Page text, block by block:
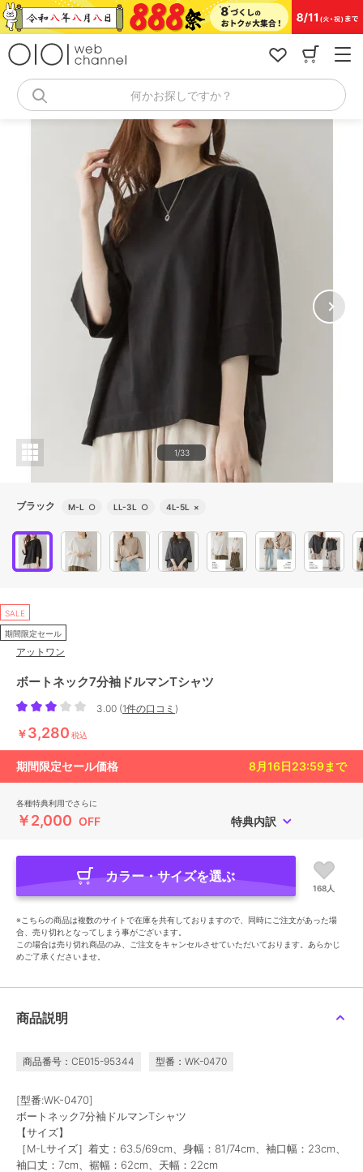
コ
ン
何かお探しですか？
1/33
ブラック M-L ○ LL-3L ○ 4L-5L ×
SALE
期間限定セール
アットワン
ボートネック7分袖ドルマンTシャツ
3.00 (1件の口コミ )
￥3,280 税込
期間限定セール価格 8月16日23:59まで
各種特典利用でさらに
￥2,000 OFF 特典内訳
カラー・サイズを選ぶ
168人
※こちらの商品は複数のサイトで在庫を共有しておりますので、同時にご注文があった場
合、売り切れとなってしまう事がございます。
この場合は売り切れ商品のみ、ご注文をキャンセルさせていただいております。あらかじ
めご了承くださいませ。
商品説明
商品番号：CE015-95344 型番：WK-0470
[型番:WK-0470]
ボートネック7分袖ドルマンTシャツ
【サイズ】
［M-Lサイズ］着丈：63.5/69cm、身幅：81/74cm、袖口幅：23cm、
袖口丈：7cm、裾幅：62cm、天幅：22cm